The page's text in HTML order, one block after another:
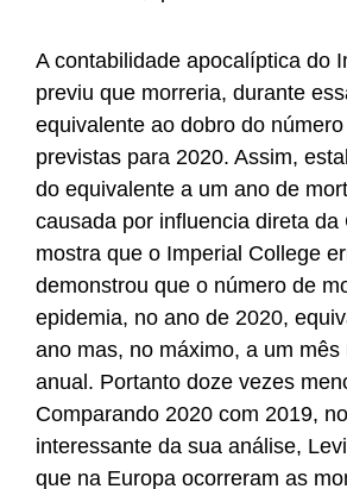
A contabilidade apocalíptica do
previu que morreria, durante
equivalente ao dobro do
previstas para 2020. Assim,
do equivalente a um ano de
causada por influencia direta da
mostra que o Imperial College
demonstrou que o número de
epidemia, no ano de 2020,
ano mas, no máximo, a um mês
anual. Portanto doze vezes
Comparando 2020 com 2019,
interessante da sua análise,
que na Europa ocorreram as